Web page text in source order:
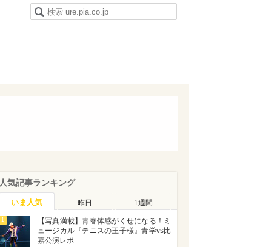
人気記事ランキング
いま人気 昨日 1週間
1
【写真満載】青春体感がくせになる！ミ
ュージカル『テニスの王子様』青学vs比
嘉公演レポ